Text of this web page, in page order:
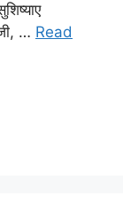
… Read